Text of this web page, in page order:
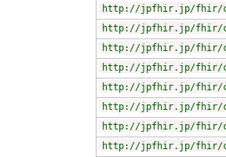
http://jpfhir.jp/fhir/clins/
http://jpfhir.jp/fhir/clins/
http://jpfhir.jp/fhir/clins/
http://jpfhir.jp/fhir/clins/
http://jpfhir.jp/fhir/clins/
http://jpfhir.jp/fhir/clins/
http://jpfhir.jp/fhir/clins/
http://jpfhir.jp/fhir/clins/